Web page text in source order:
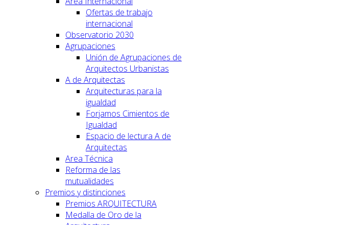
Ofertas de trabajo
internacional
Observatorio 2030
Agrupaciones
Unión de Agrupaciones de
Arquitectos Urbanistas
A de Arquitectas
Arquitecturas para la
igualdad
Forjamos Cimientos de
Igualdad
Espacio de lectura A de
Arquitectas
Area Técnica
Reforma de las
mutualidades
Premios y distinciones
Premios ARQUITECTURA
Medalla de Oro de la